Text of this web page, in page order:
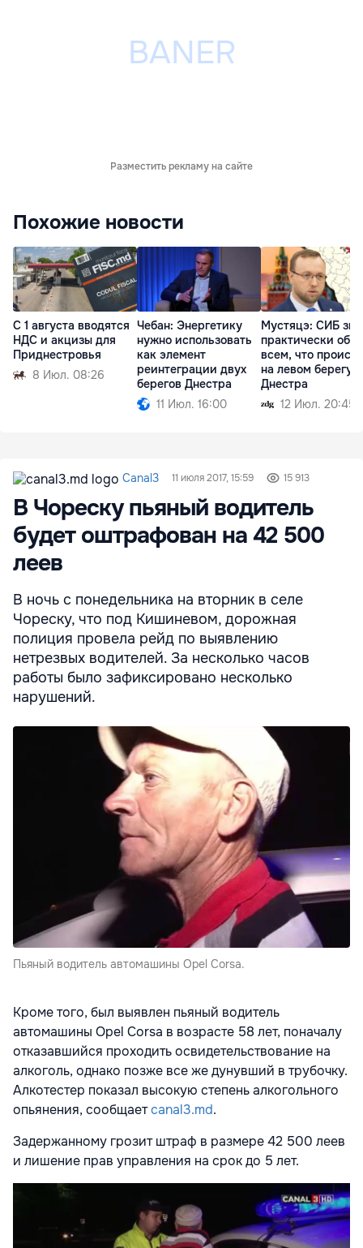
Разместить рекламу на сайте
Похожие новости
С 1 августа вводятся
НДС и акцизы для
Приднестровья
8 Июл. 08:26
Чебан: Энергетику
нужно использовать
как элемент
реинтеграции двух
берегов Днестра
11 Июл. 16:00
Мустяцэ: СИБ
практически обо
всем, что
на левом берегу
Днестра
12 Июл. 20:45
Canal3 11 июля 2017, 15:59 15 913
В Чореску пьяный водитель
будет оштрафован на 42 500
леев
В ночь с понедельника на вторник в селе
Чореску, что под Кишиневом, дорожная
полиция провела рейд по выявлению
нетрезвых водителей. За несколько часов
работы было зафиксировано несколько
нарушений.
Пьяный водитель автомашины Opel Corsa.
Кроме того, был выявлен пьяный водитель
автомашины Opel Corsa в возрасте 58 лет, поначалу
отказавшийся проходить освидетельствование на
алкоголь, однако позже все же дунувший в трубочку.
Алкотестер показал высокую степень алкогольного
опьянения, сообщаетcanal3.md.
Задержанному грозит штраф в размере 42 500 леев
и лишение прав управления на срок до 5 лет.